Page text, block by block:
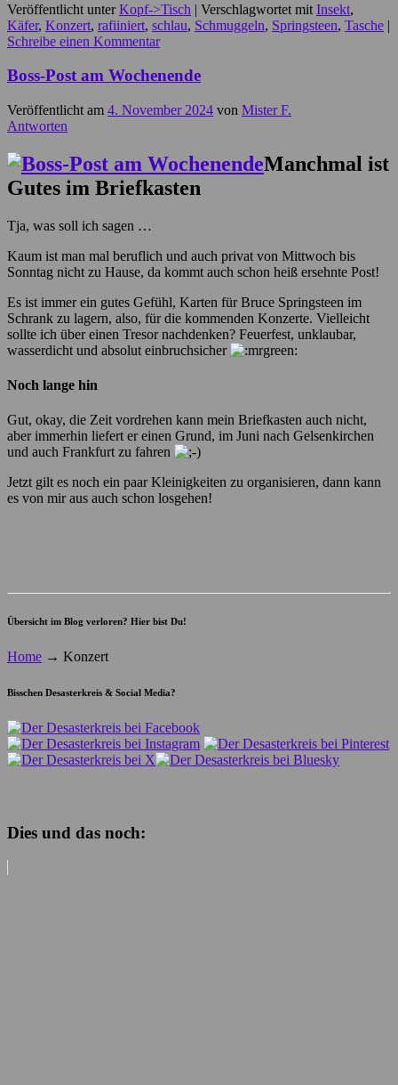
Veröffentlicht unter Kopf->Tisch | Verschlagwortet mit Insekt,
Käfer, Konzert, rafiiniert, schlau, Schmuggeln, Springsteen, Tasche |
Schreibe einen Kommentar
Boss-Post am Wochenende
Veröffentlicht am 4. November 2024 von Mister F.
Antworten
Manchmal ist
Gutes im Briefkasten
Tja, was soll ich sagen …
Kaum ist man mal beruflich und auch privat von Mittwoch bis
Sonntag nicht zu Hause, da kommt auch schon heiß ersehnte Post!
Es ist immer ein gutes Gefühl, Karten für Bruce Springsteen im
Schrank zu lagern, also, für die kommenden Konzerte. Vielleicht
sollte ich über einen Tresor nachdenken? Feuerfest, unklaubar,
wasserdicht und absolut einbruchsicher
Noch lange hin
Gut, okay, die Zeit vordrehen kann mein Briefkasten auch nicht,
aber immerhin liefert er einen Grund, im Juni nach Gelsenkirchen
und auch Frankfurt zu fahren
Jetzt gilt es noch ein paar Kleinigkeiten zu organisieren, dann kann
es von mir aus auch schon losgehen!
Übersicht im Blog verloren? Hier bist Du!
Home → Konzert
Bisschen Desasterkreis & Social Media?
Dies und das noch: